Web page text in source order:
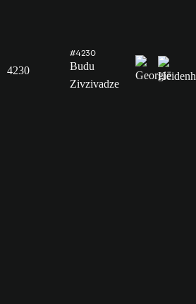
4230
#4230
Budu
Zivzivadze